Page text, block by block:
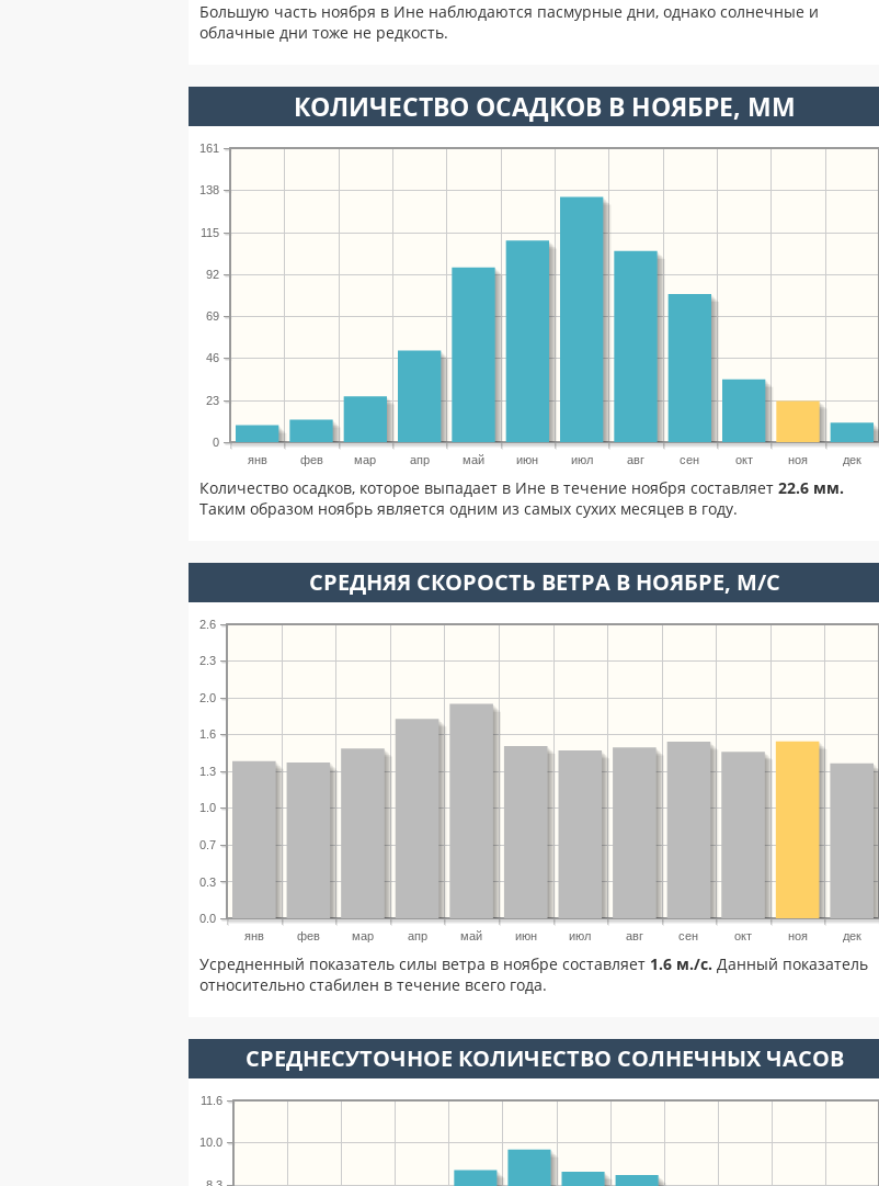
Большую часть ноября в Ине наблюдаются пасмурные дни, однако солнечные и
облачные дни тоже не редкость.
КОЛИЧЕСТВО ОСАДКОВ В НОЯБРЕ, ММ
янв фев мар апр май июн июл авг сен окт ноя дек
0
23
46
69
92
115
138
161
Количество осадков, которое выпадает в Ине в течение ноября составляет 22.6 мм.
Таким образом ноябрь является одним из самых сухих месяцев в году.
СРЕДНЯЯ СКОРОСТЬ ВЕТРА В НОЯБРЕ, М/С
янв фев мар апр май июн июл авг сен окт ноя дек
0.0
0.3
0.7
1.0
1.3
1.6
2.0
2.3
2.6
Усредненный показатель силы ветра в ноябре составляет 1.6 м./с. Данный показатель
относительно стабилен в течение всего года.
СРЕДНЕСУТОЧНОЕ КОЛИЧЕСТВО СОЛНЕЧНЫХ ЧАСОВ
10.0
11.6